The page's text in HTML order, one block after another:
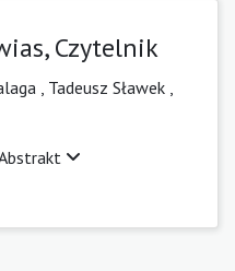
Czytelnik
, Tadeusz Sławek ,